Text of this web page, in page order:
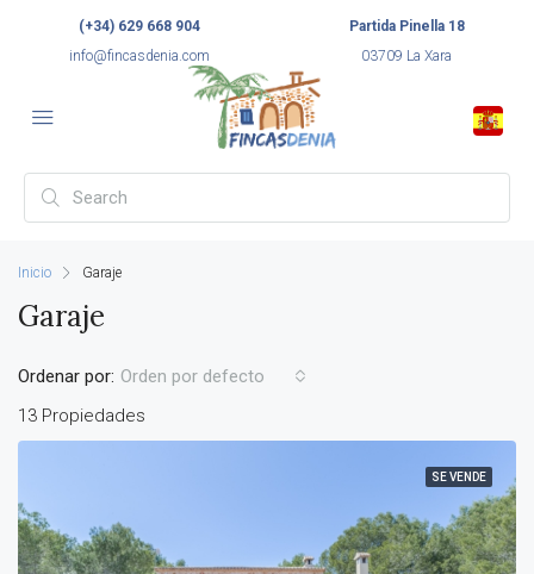
(+34) 629 668 904
info@fincasdenia.com
Partida Pinella 18
03709 La Xara
Inicio Garaje
Garaje
13 Propiedades
Ordenar por: Orden por defecto
SE VENDE